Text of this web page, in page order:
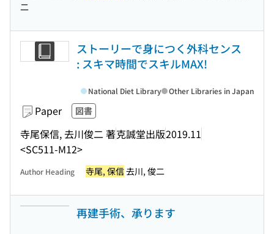
二
ストーリーで身につく外科センス
: スキマ時間でスキルMAX!
Paper 図書
寺尾保信, 去川俊二 著克誠堂出版2019.11
<SC511-M12>
National Diet Library Other Libraries in Japan
Author Heading 寺尾, 保信去川, 俊二
再建手術、承ります